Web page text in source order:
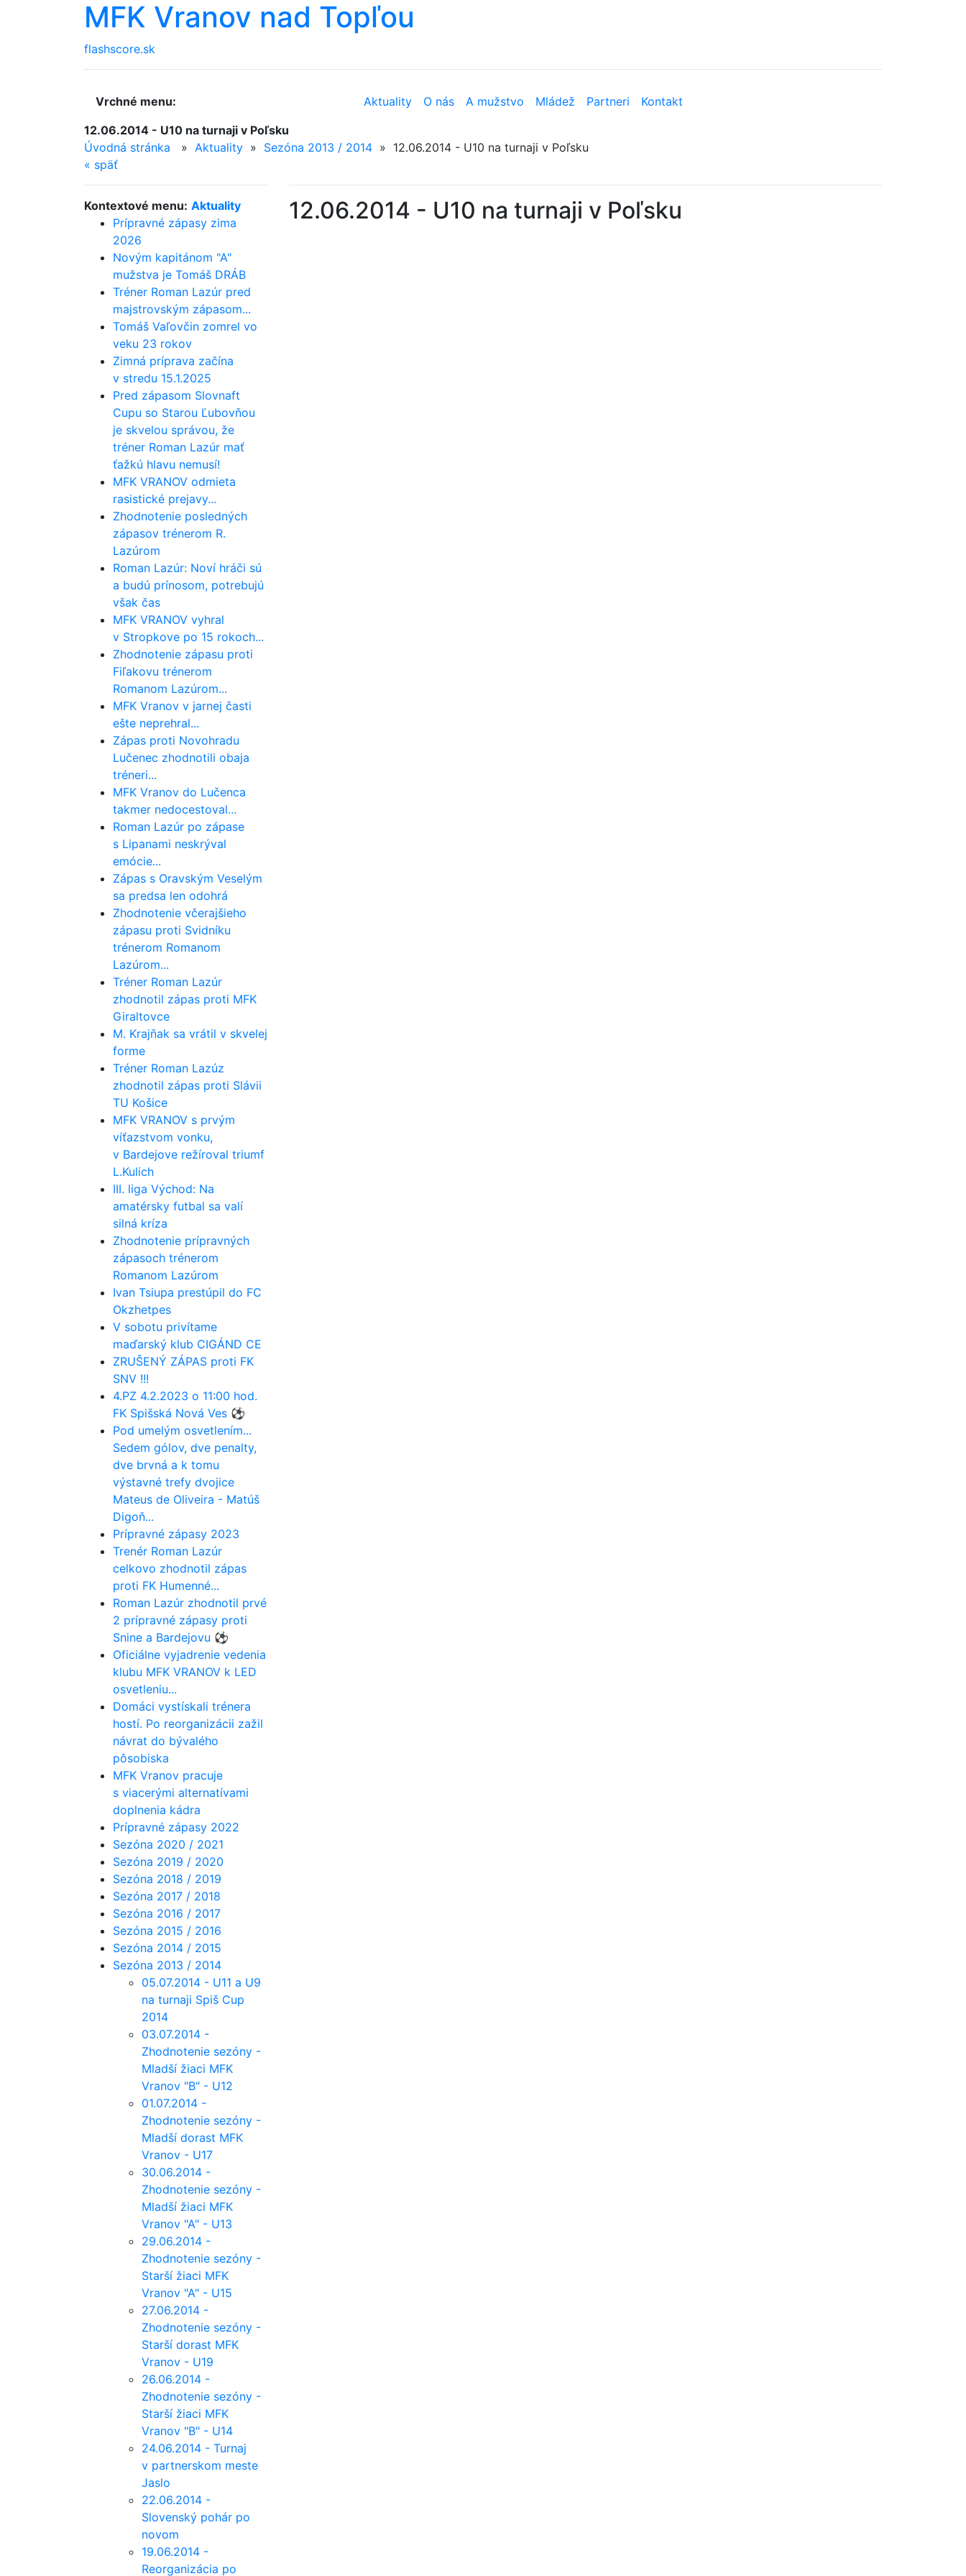
MFK Vranov nad Topľou
flashscore.sk
Vrchné menu: Aktuality O nás A mužstvo Mládež Partneri
Kontakt
12.06.2014 - U10 na turnaji v Poľsku
Úvodná stránka
» Aktuality » Sezóna 2013 / 2014 » 12.06.2014 - U10 na turnaji v Poľsku
« späť
Kontextové menu: Aktuality
Prípravné zápasy zima
2026
Novým kapitánom "A"
mužstva je Tomáš DRÁB
Tréner Roman Lazúr pred
majstrovským zápasom...
Tomáš Vaľovčin zomrel vo
veku 23 rokov
Zimná príprava začína
v stredu 15.1.2025
Pred zápasom Slovnaft
Cupu so Starou Ľubovňou
je skvelou správou, že
tréner Roman Lazúr mať
ťažkú hlavu nemusí!
MFK VRANOV odmieta
rasistické prejavy...
Zhodnotenie posledných
zápasov trénerom R.
Lazúrom
Roman Lazúr: Noví hráči sú
a budú prínosom, potrebujú
však čas
MFK VRANOV vyhral
v Stropkove po 15 rokoch...
Zhodnotenie zápasu proti
Fiľakovu trénerom
Romanom Lazúrom...
MFK Vranov v jarnej časti
ešte neprehral...
Zápas proti Novohradu
Lučenec zhodnotili obaja
tréneri...
MFK Vranov do Lučenca
takmer nedocestoval...
Roman Lazúr po zápase
s Lipanami neskrýval
emócie...
Zápas s Oravským Veselým
sa predsa len odohrá
Zhodnotenie včerajšieho
zápasu proti Svidníku
trénerom Romanom
Lazúrom...
Tréner Roman Lazúr
zhodnotil zápas proti MFK
Giraltovce
M. Krajňak sa vrátil v skvelej
forme
Tréner Roman Lazúz
zhodnotil zápas proti Slávii
TU Košice
MFK VRANOV s prvým
víťazstvom vonku,
v Bardejove režíroval triumf
L.Kulich
III. liga Východ: Na
amatérsky futbal sa valí
silná kríza
Zhodnotenie prípravných
zápasoch trénerom
Romanom Lazúrom
Ivan Tsiupa prestúpil do FC
Okzhetpes
V sobotu privítame
maďarský klub CIGÁND CE
ZRUŠENÝ ZÁPAS proti FK
SNV !!!
4.PZ 4.2.2023 o 11:00 hod.
FK Spišská Nová Ves ⚽️
Pod umelým osvetlením...
Sedem gólov, dve penalty,
dve brvná a k tomu
výstavné trefy dvojice
Mateus de Oliveira - Matúš
Digoň...
Prípravné zápasy 2023
Trenér Roman Lazúr
celkovo zhodnotil zápas
proti FK Humenné...
Roman Lazúr zhodnotil prvé
2 prípravné zápasy proti
Snine a Bardejovu ⚽️
Oficiálne vyjadrenie vedenia
klubu MFK VRANOV k LED
osvetleniu...
Domáci vystískali trénera
hostí. Po reorganizácii zažil
návrat do bývalého
pôsobiska
MFK Vranov pracuje
s viacerými alternatívami
doplnenia kádra
Prípravné zápasy 2022
Sezóna 2020 / 2021
Sezóna 2019 / 2020
Sezóna 2018 / 2019
Sezóna 2017 / 2018
Sezóna 2016 / 2017
Sezóna 2015 / 2016
Sezóna 2014 / 2015
Sezóna 2013 / 2014
05.07.2014 - U11 a U9
na turnaji Spiš Cup
2014
03.07.2014 -
Zhodnotenie sezóny -
Mladší žiaci MFK
Vranov "B" - U12
01.07.2014 -
Zhodnotenie sezóny -
Mladší dorast MFK
Vranov - U17
30.06.2014 -
Zhodnotenie sezóny -
Mladší žiaci MFK
Vranov "A" - U13
29.06.2014 -
Zhodnotenie sezóny -
Starší žiaci MFK
Vranov "A" - U15
27.06.2014 -
Zhodnotenie sezóny -
Starší dorast MFK
Vranov - U19
26.06.2014 -
Zhodnotenie sezóny -
Starší žiaci MFK
Vranov "B" - U14
24.06.2014 - Turnaj
v partnerskom meste
Jaslo
22.06.2014 -
Slovenský pohár po
novom
19.06.2014 -
Reorganizácia po
12.06.2014 - U10 na turnaji v Poľsku